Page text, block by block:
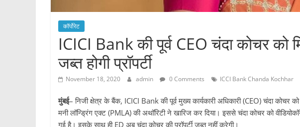
कॉर्पोरेट
ICICI Bank की पूर्व CEO चंदा कोचर को
जब्त होगी प्रॉपर्टी
November 18, 2020 admin 0 Comments ICCI Bank Chanda Kochhar
मुंबई– निजी क्षेत्र के बैंक, ICICI Bank की पूर्व मुख्य कार्यकारी अधिकारी (CEO) चंदा
मनी लॉन्ड्रिंग एक्ट (PMLA) की अथॉरिटी ने खारिज कर दिया। इससे चंदा कोचर को
गई है। इसके साथ ही ED अब चंदा कोचर की प्रॉपर्टी जब्त नहीं करेगी।